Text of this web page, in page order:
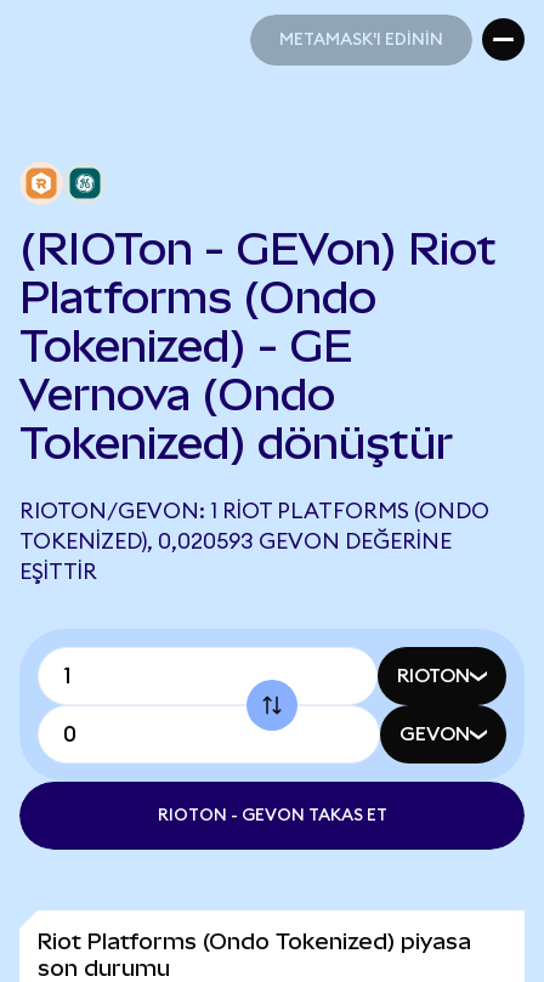
METAMASK'I EDİNİN
(RIOTon - GEVon) Riot
Platforms (Ondo
Tokenized) - GE
Vernova (Ondo
Tokenized) dönüştür
RIOTON/GEVON: 1 RIOT PLATFORMS (ONDO
TOKENIZED), 0,020593 GEVON DEĞERINE
EŞITTIR
RIOTON
GEVON
RIOTON - GEVON TAKAS ET
Riot Platforms (Ondo Tokenized) piyasa
son durumu